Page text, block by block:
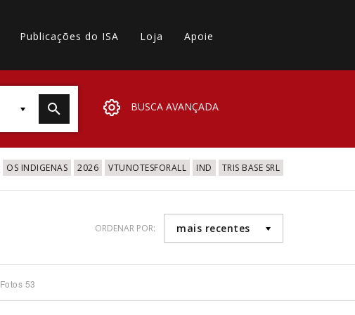
Publicações do ISA Loja Apoie
BUSCA AVANÇADA
OS INDIGENAS 2026 VTUNOTESFORALL IND TRIS BASE SRL
ORDENAR POR: mais recentes
Fotos 53